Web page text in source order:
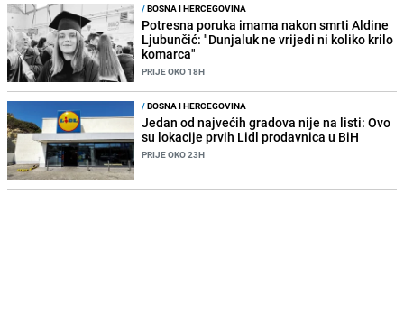
/BOSNA I HERCEGOVINA
Potresna poruka imama nakon smrti Aldine
Ljubunčić: "Dunjaluk ne vrijedi ni koliko krilo
komarca"
PRIJE OKO 18H
/BOSNA I HERCEGOVINA
Jedan od najvećih gradova nije na listi: Ovo
su lokacije prvih Lidl prodavnica u BiH
PRIJE OKO 23H